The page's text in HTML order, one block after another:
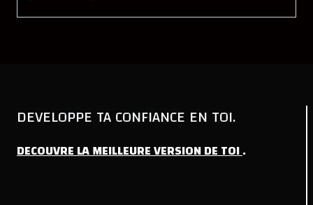
DEVELOPPE TA CONFIANCE EN TOI.
DECOUVRELAMEILLEUREVERSIONDETOI.